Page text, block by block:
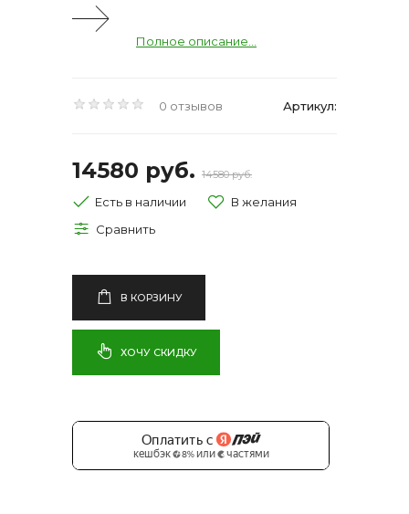
Полное описание...
0 отзывов Артикул:
14580 руб. 14580 руб.
Есть в наличии
В КОРЗИНУ
ХОЧУ СКИДКУ